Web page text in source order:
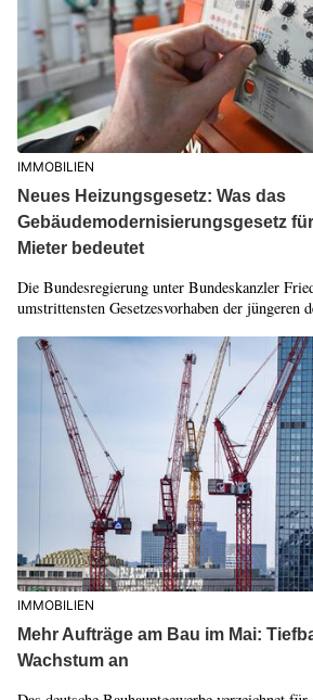
IMMOBILIEN
Neues Heizungsgesetz: Was das
Gebäudemodernisierungsgesetz
Mieter bedeutet
Die Bundesregierung unter Bundeskanzler
umstrittensten Gesetzesvorhaben der jüngeren
IMMOBILIEN
Mehr Aufträge am Bau im Mai:
Wachstum an